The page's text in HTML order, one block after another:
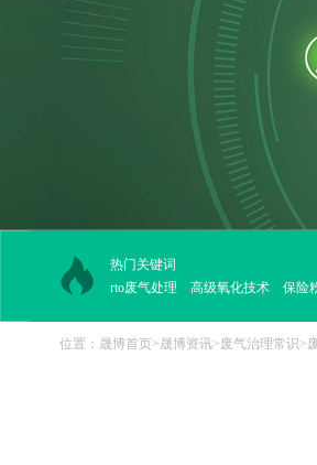
热门关键词
rto废气处理
高级氧化技术 保险
位置： 晟博首页>晟博资讯>废气治理常识>